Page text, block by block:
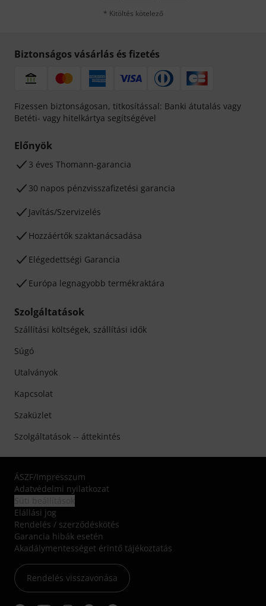
* Kitöltés kötelező
Biztonságos vásárlás és fizetés
Fizessen biztonságosan, titkosítással: Banki átutalás vagy
Betéti- vagy hitelkártya segítségével
Előnyök
3 éves Thomann-garancia
30 napos pénzvisszafizetési garancia
Javítás/Szervizelés
Hozzáértők szaktanácsadása
Elégedettségi Garancia
Európa legnagyobb termékraktára
Szolgáltatások
Szállítási költségek, szállítási idők
Súgó
Utalványok
Kapcsolat
Szaküzlet
Szolgáltatások -- áttekintés
ÁSZF/Impresszum
Adatvédelmi nyilatkozat
Elállási jog
Rendelés / szerződéskötés
Garancia hibák esetén
Akadálymentességet érintő tájékoztatás
Rendelés visszavonása